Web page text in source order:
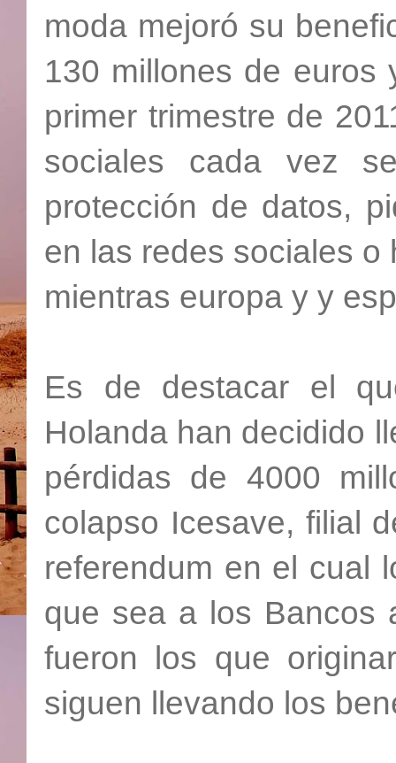
moda mejoró su
130 millones de euros
primer trimestre de
sociales cada vez
protección de datos,
en las redes sociales
mientras europa y y
Es de destacar el
Holanda han decidido
pérdidas de 4000
colapso Icesave, filial
referendum en el cual
que sea a los Bancos
fueron los que
siguen llevando los